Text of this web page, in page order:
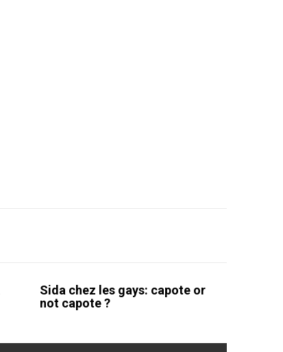
Sida chez les gays: capote or
not capote ?